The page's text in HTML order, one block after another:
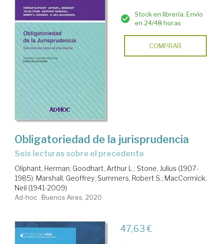
Stock en librería. Envío
en 24/48 horas
COMPRAR
Obligatoriedad de la jurisprudencia
seis lecturas sobre el precedente
Oliphant, Herman; Goodhart, Arthur L.; Stone, Julius (1907-
1985); Marshall, Geoffrey; Summers, Robert S.; MacCormick,
Neil (1941-2009)
Ad-hoc . Buenos Aires, 2020
47,63 €